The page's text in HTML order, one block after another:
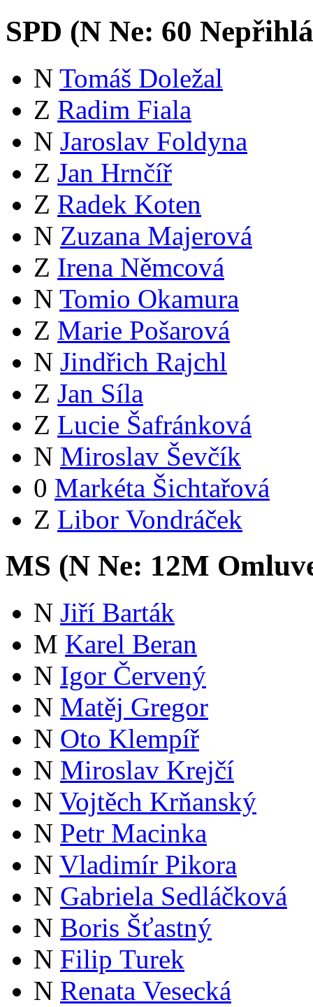
SPD (N Ne: 60
N Tomáš Doležal
Z Radim Fiala
N Jaroslav Foldyna
Z Jan Hrnčíř
Z Radek Koten
N Zuzana Majerová
Z Irena Němcová
N Tomio Okamura
Z Marie Pošarová
N Jindřich Rajchl
Z Jan Síla
Z Lucie Šafránková
N Miroslav Ševčík
0 Markéta Šichtařová
Z Libor Vondráček
MS (N Ne: 12M
N Jiří Barták
M Karel Beran
N Igor Červený
N Matěj Gregor
N Oto Klempíř
N Miroslav Krejčí
N Vojtěch Krňanský
N Petr Macinka
N Vladimír Pikora
N Gabriela Sedláčková
N Boris Šťastný
N Filip Turek
N Renata Vesecká